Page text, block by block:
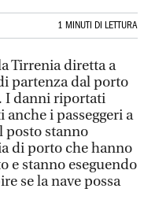
1 MINUTI DI LETTURA
Tirrenia diretta a
partenza dal porto
I danni riportati
i passeggeri a
posto stanno
di porto che hanno
e stanno eseguendo
se la nave possa